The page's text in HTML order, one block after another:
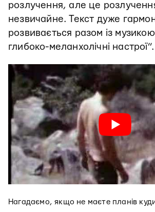
розлучення, але це
незвичайне. Текст дуже
розвивається разом із
глибоко-меланхолічні настрої”.
Нагадаємо, якщо не маєте планів